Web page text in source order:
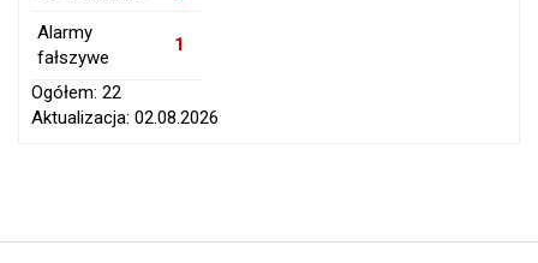
Alarmy
fałszywe
1
Ogółem: 22
Aktualizacja: 02.08.2026